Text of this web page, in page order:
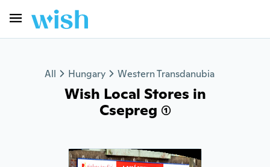
All Hungary Western Transdanubia
Wish Local Stores in
Csepreg (1)